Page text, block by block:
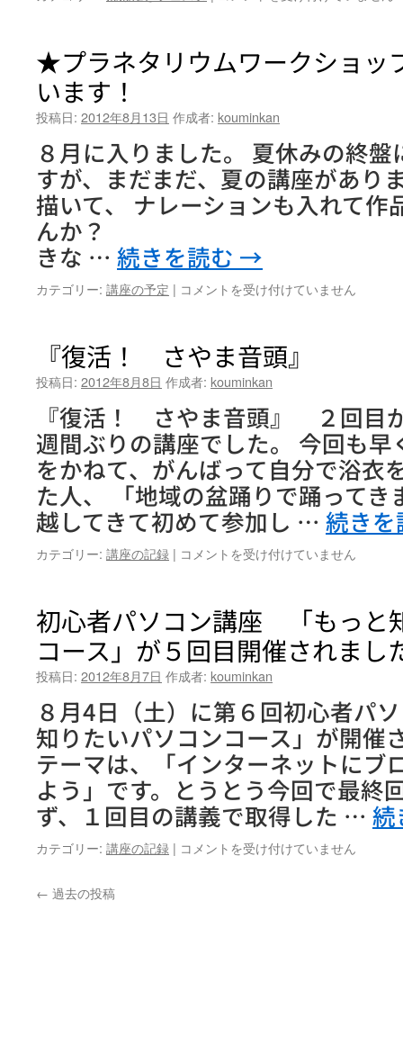
ば
フ
ス
タ
実
行
員
会
は
★プラネタリウムワークショッ
います！
投稿日: 2012年8月13日 作成者: kouminkan
８月に入りました。 夏休みの終
すが、まだまだ、夏の講座があり
描いて、 ナレーションも入れて作
んか？ 絵を描
きな … 続きを読む →
カテゴリー: 講座の予定 | ★
タ
リ
ム
ワ
ー
ク
シ
ョ
ッ
★
募
集
し
て
い
す！
は
コメントを受け付けていません
『復活！ さやま音頭』
投稿日: 2012年8月8日 作成者: kouminkan
『復活！ さやま音頭』 ２回目
週間ぶりの講座でした。 今回も
をかねて、がんばって自分で浴衣
た人、 「地域の盆踊りで踊って
越してきて初めて参加し … 続き
カテゴリー: 講座の記録 | 『復
ま
音
頭』
第
は
コメントを受け付けていません
初心者パソコン講座 「もっと
コース」が５回目開催されまし
投稿日: 2012年8月7日 作成者: kouminkan
８月4日（土）に第６回初心者パ
知りたいパソコンコース」が開催
テーマは、「インターネットにブ
よう」です。とうとう今回で最終
ず、１回目の講義で取得した …
カテゴリー: 講座の記録 | 初
コメントを受け付けていません
← 過去の投稿